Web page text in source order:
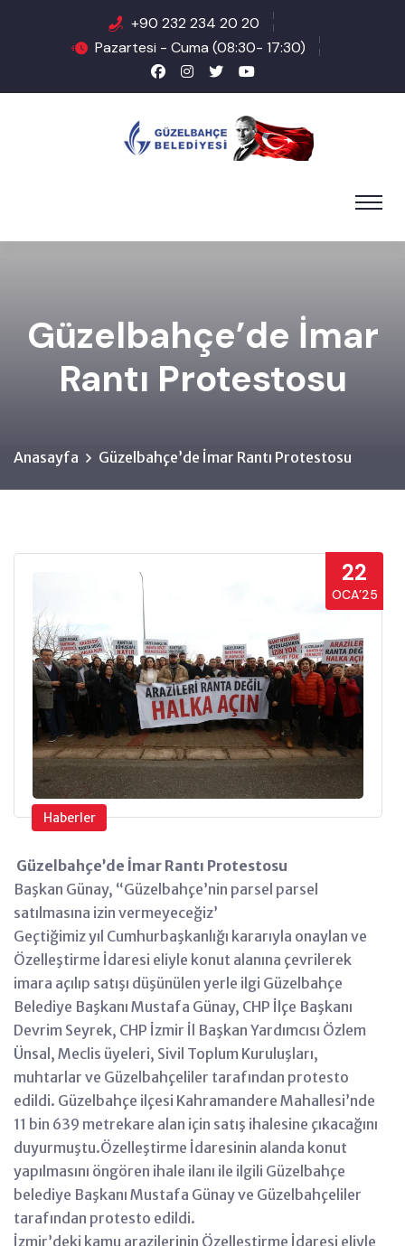
+90 232 234 20 20
Pazartesi - Cuma (08:30- 17:30)
Güzelbahçe’de İmar
Rantı Protestosu
Anasayfa Güzelbahçe’de İmar Rantı Protestosu
22
OCA’25
Haberler
Güzelbahçe’de İmar Rantı Protestosu
Başkan Günay, “Güzelbahçe’nin parsel parsel
satılmasına izin vermeyeceğiz’
Geçtiğimiz yıl Cumhurbaşkanlığı kararıyla onaylan ve
Özelleştirme İdaresi eliyle konut alanına çevrilerek
imara açılıp satışı düşünülen yerle ilgi Güzelbahçe
Belediye Başkanı Mustafa Günay, CHP İlçe Başkanı
Devrim Seyrek, CHP İzmir İl Başkan Yardımcısı Özlem
Ünsal, Meclis üyeleri, Sivil Toplum Kuruluşları,
muhtarlar ve Güzelbahçeliler tarafından protesto
edildi. Güzelbahçe ilçesi Kahramandere Mahallesi’nde
11 bin 639 metrekare alan için satış ihalesine çıkacağını
duyurmuştu.Özelleştirme İdaresinin alanda konut
yapılmasını öngören ihale ilanı ile ilgili Güzelbahçe
belediye Başkanı Mustafa Günay ve Güzelbahçeliler
tarafından protesto edildi.
İzmir’deki kamu arazilerinin Özelleştirme İdaresi eliyle